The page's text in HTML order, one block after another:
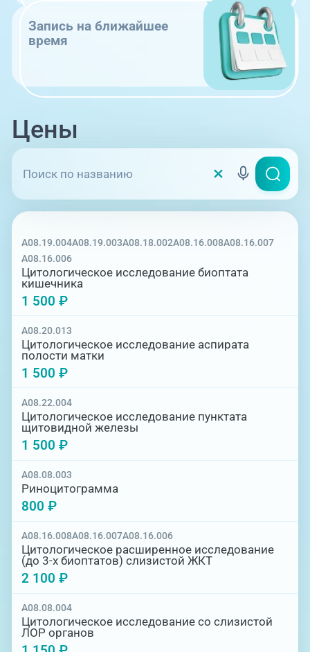
Запись на ближайшее
время
Цены
A08.19.004A08.19.003A08.18.002A08.16.008A08.16.007
A08.16.006
Цитологическое исследование биоптата
кишечника
1 500 ₽
A08.20.013
Цитологическое исследование аспирата
полости матки
1 500 ₽
A08.22.004
Цитологическое исследование пунктата
щитовидной железы
1 500 ₽
A08.08.003
Риноцитограмма
800 ₽
A08.16.008A08.16.007A08.16.006
Цитологическое расширенное исследование
(до 3-х биоптатов) слизистой ЖКТ
2 100 ₽
A08.08.004
Цитологическое исследование со слизистой
ЛОР органов